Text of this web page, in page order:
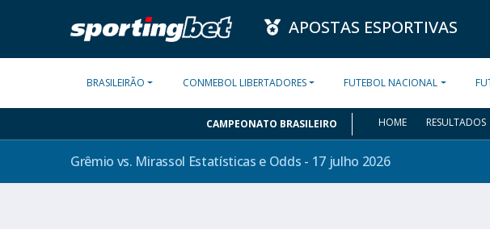
APOSTAS ESPORTIVAS
BRASILEIRÃO CONMEBOL LIBERTADORES FUTEBOL NACIONAL
CAMPEONATO BRASILEIRO HOME RESULTADOS
Grêmio vs. Mirassol Estatísticas e Odds - 17 julho 2026